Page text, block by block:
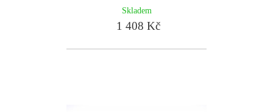
Skladem
1 408 Kč